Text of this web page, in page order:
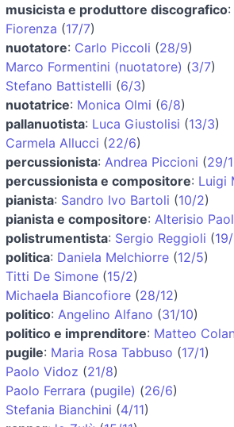
musicista e produttore discografico:
Fiorenza (17/7)
nuotatore: Carlo Piccoli (28/9)
Marco Formentini (nuotatore) (3/7)
Stefano Battistelli (6/3)
nuotatrice: Monica Olmi (6/8)
pallanuotista: Luca Giustolisi (13/3)
Carmela Allucci (22/6)
percussionista: Andrea Piccioni (29/
percussionista e compositore: Luigi
pianista: Sandro Ivo Bartoli (10/2)
pianista e compositore: Alterisio
polistrumentista: Sergio Reggioli (
politica: Daniela Melchiorre (12/5)
Titti De Simone (15/2)
Michaela Biancofiore (28/12)
politico: Angelino Alfano (31/10)
politico e imprenditore: Matteo
pugile: Maria Rosa Tabbuso (17/1)
Paolo Vidoz (21/8)
Paolo Ferrara (pugile) (26/6)
Stefania Bianchini (4/11)